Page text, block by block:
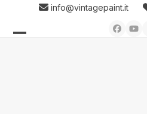
content
info@vintagepaint.it